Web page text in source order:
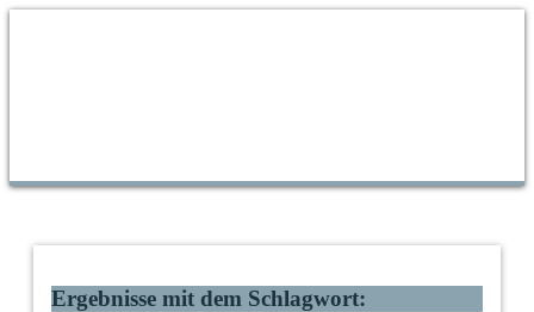
Ergebnisse mit dem Schlagwort: